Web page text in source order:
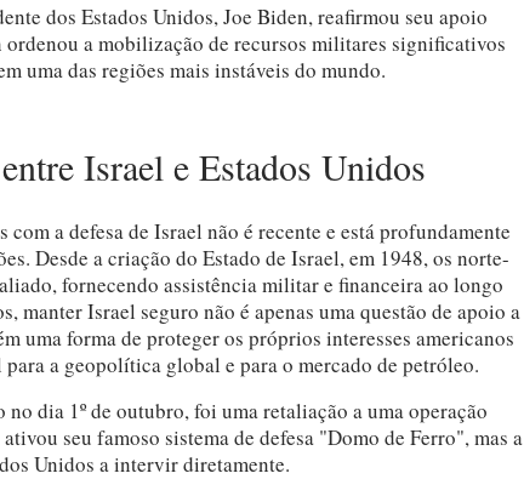
dos Estados Unidos, Joe Biden, reafirmou seu apoio
a mobilização de recursos militares significativos
uma das regiões mais instáveis do mundo.
Israel e Estados Unidos
a defesa de Israel não é recente e está profundamente
Desde a criação do Estado de Israel, em 1948, os norte-
fornecendo assistência militar e financeira ao longo
manter Israel seguro não é apenas uma questão de apoio a
uma forma de proteger os próprios interesses americanos
a geopolítica global e para o mercado de petróleo.
dia 1º de outubro, foi uma retaliação a uma operação
seu famoso sistema de defesa "Domo de Ferro", mas a
Unidos a intervir diretamente.